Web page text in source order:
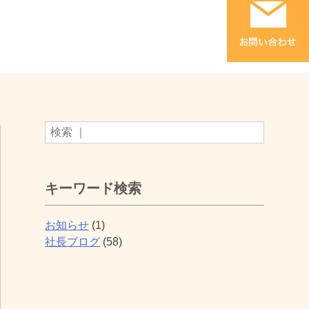
キーワード検索
お知らせ (1)
社長ブログ (58)